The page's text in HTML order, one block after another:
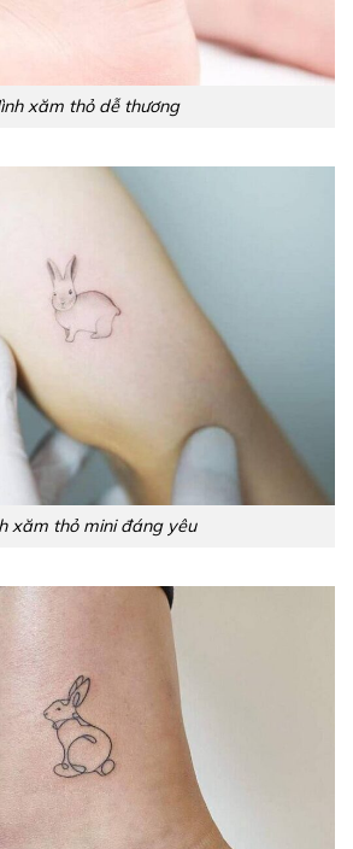
xăm thỏ dễ thương
xăm thỏ mini đáng yêu